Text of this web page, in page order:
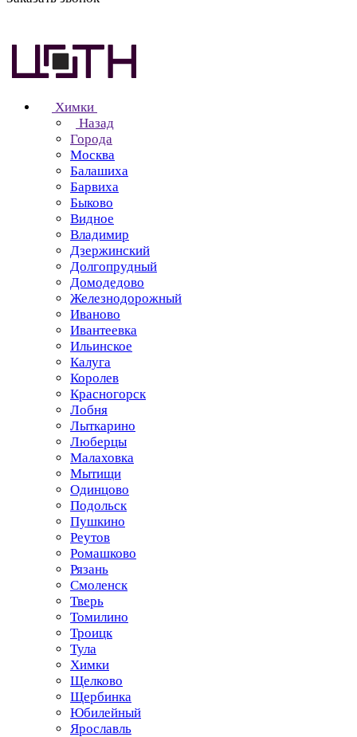
Химки
Назад
Города
Москва
Балашиха
Барвиха
Быково
Видное
Владимир
Дзержинский
Долгопрудный
Домодедово
Железнодорожный
Иваново
Ивантеевка
Ильинское
Калуга
Королев
Красногорск
Лобня
Лыткарино
Люберцы
Малаховка
Мытищи
Одинцово
Подольск
Пушкино
Реутов
Ромашково
Рязань
Смоленск
Тверь
Томилино
Троицк
Тула
Химки
Щелково
Щербинка
Юбилейный
Ярославль